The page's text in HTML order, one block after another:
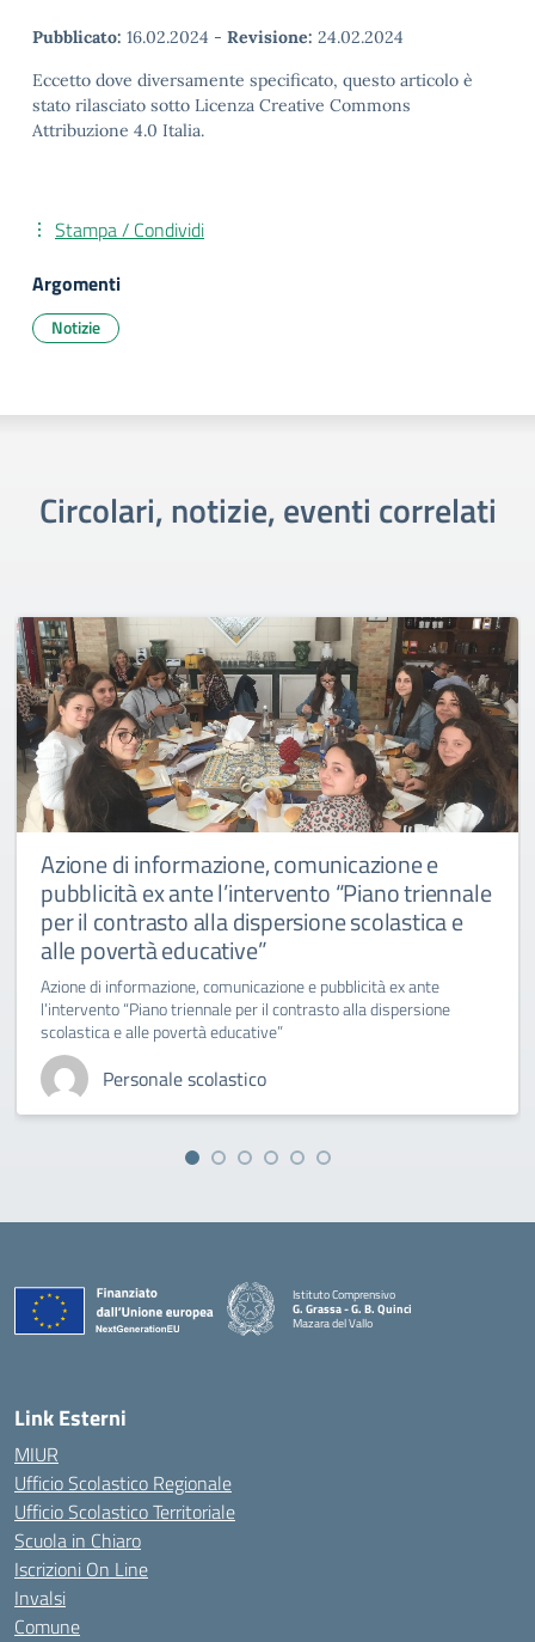
Pubblicato: 16.02.2024 - Revisione: 24.02.2024
Eccetto dove diversamente specificato, questo articolo è
stato rilasciato sotto Licenza Creative Commons
Attribuzione 4.0 Italia.
Stampa / Condividi
Argomenti
Notizie
Circolari, notizie, eventi correlati
Azione di informazione, comunicazione e
pubblicità ex ante l’intervento “Piano triennale
per il contrasto alla dispersione scolastica e
alle povertà educative”
Azione di informazione, comunicazione e pubblicità ex ante
l’intervento “Piano triennale per il contrasto alla dispersione
scolastica e alle povertà educative”
Personale scolastico
Istituto Comprensivo
G. Grassa - G. B. Quinci
Mazara del Vallo
Link Esterni
MIUR
Ufficio Scolastico Regionale
Ufficio Scolastico Territoriale
Scuola in Chiaro
Iscrizioni On Line
Invalsi
Comune